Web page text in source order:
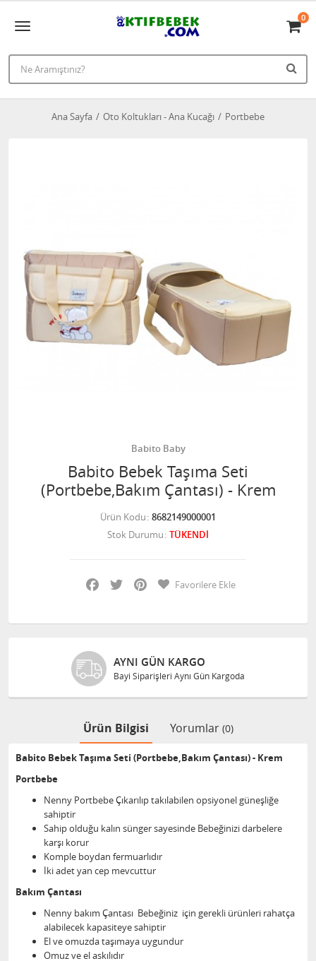
0
Ana Sayfa Oto Koltukları - Ana Kucağı Portbebe
Babito Baby
Babito Bebek Taşıma Seti
(Portbebe,Bakım Çantası) - Krem
Ürün Kodu 8682149000001
Stok Durumu TÜKENDİ
Facebook
Twitter PinterestFavorilere Ekle
AYNI GÜN KARGO
Bayi Siparişleri Aynı Gün Kargoda
Ürün Bilgisi Yorumlar (0)
Babito Bebek Taşıma Seti (Portbebe,Bakım Çantası) - Krem
Portbebe
Nenny Portbebe Çıkarılıp takılabilen opsiyonel güneşliğe
sahiptir
Sahip olduğu kalın sünger sayesinde Bebeğinizi darbelere
karşı korur
Komple boydan fermuarlıdır
İki adet yan cep mevcuttur
Bakım Çantası
Nenny bakım Çantası Bebeğiniz için gerekli ürünleri rahatça
alabilecek kapasiteye sahiptir
El ve omuzda taşımaya uygundur
Omuz ve el askılıdır